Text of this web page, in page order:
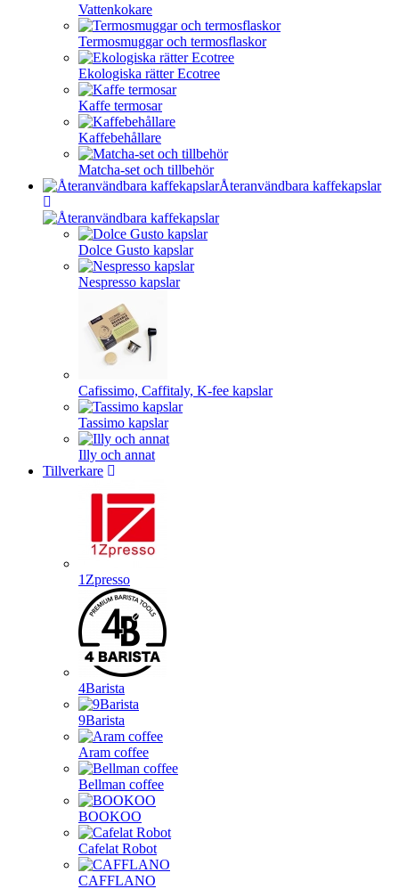
Vattenkokare
Termosmuggar och termosflaskor
Ekologiska rätter Ecotree
Kaffe termosar
Kaffebehållare
Matcha-set och tillbehör
Återanvändbara kaffekapslar
Dolce Gusto kapslar
Nespresso kapslar
Cafissimo, Caffitaly, K-fee kapslar
Tassimo kapslar
Illy och annat
Tillverkare
1Zpresso
4Barista
9Barista
Aram coffee
Bellman coffee
BOOKOO
Cafelat Robot
CAFFLANO